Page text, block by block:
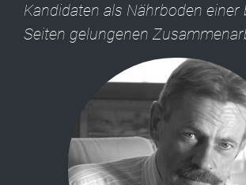
Kandidaten als Nährboden einer
Seiten gelungenen